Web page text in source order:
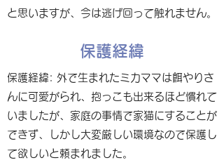
と思いますが、今は逃げ回って触れません。
保護経緯
保護経緯: 外で生まれたミカママは餌やりさ
んに可愛がられ、抱っこも出来るほど慣れて
いましたが、家庭の事情で家猫にすることが
できず、しかし大変厳しい環境なので保護し
て欲しいと頼まれました。